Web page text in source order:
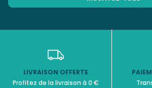
LIVRAISON OFFERTE
Profitez de la livraison à 0 €